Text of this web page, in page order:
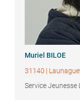
Muriel BILOE
31140 |
Service Jeunesse